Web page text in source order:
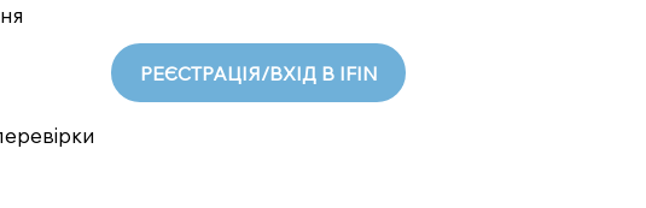
РЕЄСТРАЦІЯ/ВХІД В IFIN